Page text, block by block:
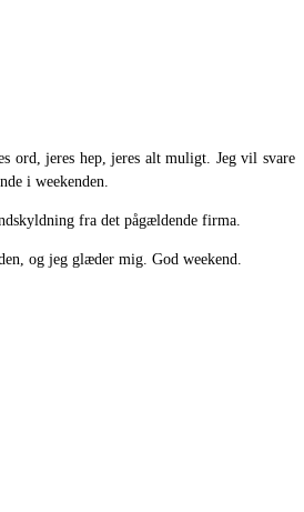
ord, jeres hep, jeres alt muligt. Jeg vil svare
i weekenden.
fra det pågældende firma.
og jeg glæder mig. God weekend.